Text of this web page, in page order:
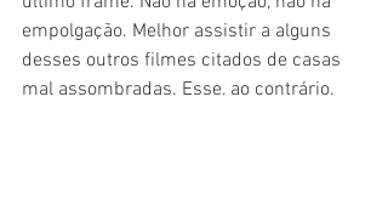
empolgação. Melhor assistir a alguns
desses outros filmes citados de casas
mal assombradas. Esse, ao contrário,